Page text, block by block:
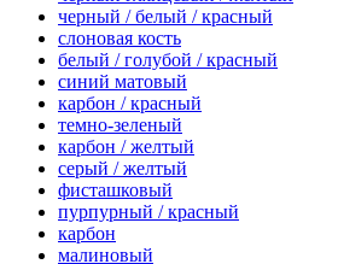
черный / белый / красный
слоновая кость
белый / голубой / красный
синий матовый
карбон / красный
темно-зеленый
карбон / желтый
серый / желтый
фисташковый
пурпурный / красный
карбон
малиновый